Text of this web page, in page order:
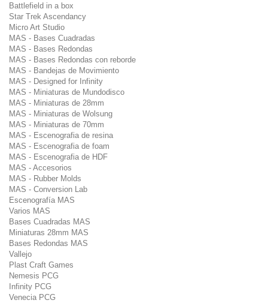
Battlefield in a box
Star Trek Ascendancy
Micro Art Studio
MAS - Bases Cuadradas
MAS - Bases Redondas
MAS - Bases Redondas con reborde
MAS - Bandejas de Movimiento
MAS - Designed for Infinity
MAS - Miniaturas de Mundodisco
MAS - Miniaturas de 28mm
MAS - Miniaturas de Wolsung
MAS - Miniaturas de 70mm
MAS - Escenografia de resina
MAS - Escenografia de foam
MAS - Escenografia de HDF
MAS - Accesorios
MAS - Rubber Molds
MAS - Conversion Lab
Escenografía MAS
Varios MAS
Bases Cuadradas MAS
Miniaturas 28mm MAS
Bases Redondas MAS
Vallejo
Plast Craft Games
Nemesis PCG
Infinity PCG
Venecia PCG